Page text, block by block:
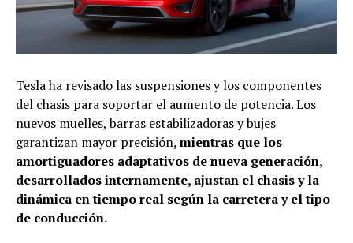
Tesla ha revisado las suspensiones y los componentes
del chasis para soportar el aumento de potencia. Los
nuevos muelles, barras estabilizadoras y bujes
garantizan mayor precisión, mientras que los
amortiguadores adaptativos de nueva generación,
desarrollados internamente, ajustan el chasis y la
dinámica en tiempo real según la carretera y el tipo
de conducción.